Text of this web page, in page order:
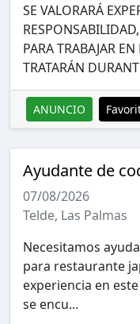
SE VALORARÁ
PARA TRABAJAR
TRATARÁN
ANUNCIO
Ayudante de
07/08/2026
Telde, Las Palmas
Necesitamos
para restaurante
experiencia en
se encu...